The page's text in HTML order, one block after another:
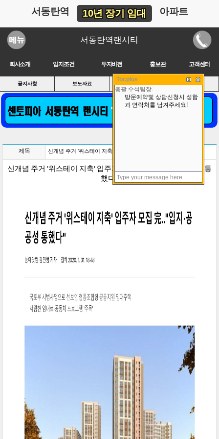
서동탄역 10년 장기 임대 아파트
서동탄역랜시티
회사소개 입지조건 투자비전 홍보관 고객센터
공지사항 보도자료 신청방법 상담예약
제목 신개념 주거 '위스테이 지축' 입주자 모집 完.."입지·공공성 통했다"
신개념 주거 '위스테이 지축' 입주자 모집 完__..__"입지·공공성 통
했다"
Tocplus